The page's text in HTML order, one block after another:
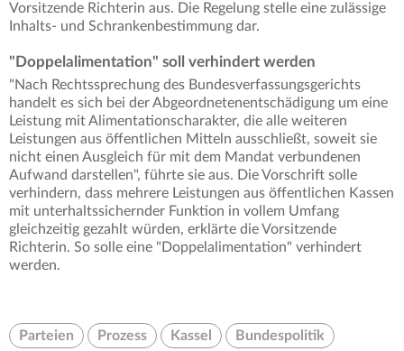
Vorsitzende Richterin aus. Die Regelung stelle eine zulässige
Inhalts- und Schrankenbestimmung dar.
"Doppelalimentation" soll verhindert werden
"Nach Rechtssprechung des Bundesverfassungsgerichts
handelt es sich bei der Abgeordnetenentschädigung um eine
Leistung mit Alimentationscharakter, die alle weiteren
Leistungen aus öffentlichen Mitteln ausschließt, soweit sie
nicht einen Ausgleich für mit dem Mandat verbundenen
Aufwand darstellen", führte sie aus. Die Vorschrift solle
verhindern, dass mehrere Leistungen aus öffentlichen Kassen
mit unterhaltssichernder Funktion in vollem Umfang
gleichzeitig gezahlt würden, erklärte die Vorsitzende
Richterin. So solle eine "Doppelalimentation" verhindert
werden.
Parteien Prozess Kassel Bundespolitik